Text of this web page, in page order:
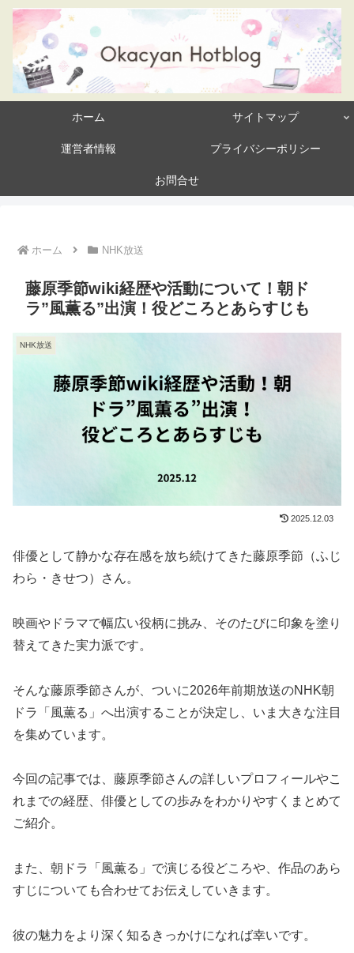
ホーム サイトマップ
運営者情報 プライバシーポリシー
お問合せ
ホーム NHK放送
藤原季節wiki経歴や活動について！朝ド
ラ”風薫る”出演！役どころとあらすじも
NHK放送
2025.12.03
俳優として静かな存在感を放ち続けてきた藤原季節（ふじ
わら・きせつ）さん。
映画やドラマで幅広い役柄に挑み、そのたびに印象を塗り
替えてきた実力派です。
そんな藤原季節さんが、ついに2026年前期放送のNHK朝
ドラ「風薫る」へ出演することが決定し、いま大きな注目
を集めています。
今回の記事では、藤原季節さんの詳しいプロフィールやこ
れまでの経歴、俳優としての歩みをわかりやすくまとめて
ご紹介。
また、朝ドラ「風薫る」で演じる役どころや、作品のあら
すじについても合わせてお伝えしていきます。
彼の魅力をより深く知るきっかけになれば幸いです。